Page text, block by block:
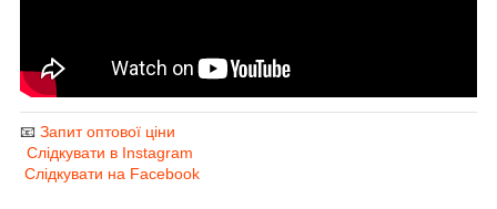
📧 Запит оптової ціни
Слідкувати в Instagram
Слідкувати на Facebook